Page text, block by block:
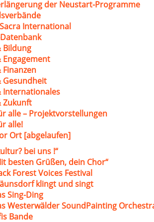
der Neustart-Programme
International
Bildung
Engagement
Finanzen
Gesundheit
Internationales
Zukunft
alle – Projektvorstellungen
alle!
Ort [abgelaufen]
bei uns !“
besten Grüßen, dein Chor“
Forest Voices Festival
klingt und singt
Sing-Ding
Westerwälder SoundPainting
Bande